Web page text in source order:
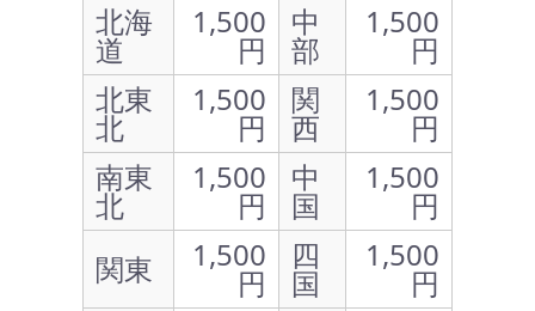
北海
道
1,500
円
中
部
1,500
円
北東
北
1,500
円
関
西
1,500
円
南東
北
1,500
円
中
国
1,500
円
関東
1,500
円
四
国
1,500
円